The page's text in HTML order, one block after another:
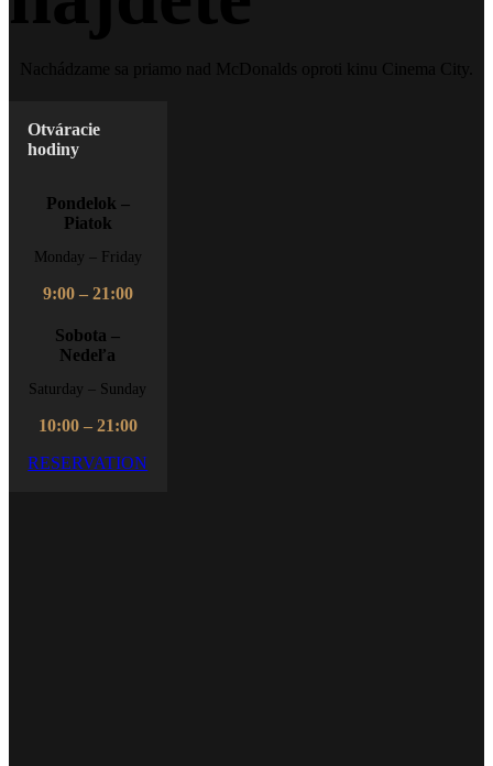
Otváracie
hodiny
Pondelok –
Piatok
Monday – Friday
9:00 – 21:00
Sobota –
Nedeľa
Saturday – Sunday
10:00 – 21:00
RESERVATION